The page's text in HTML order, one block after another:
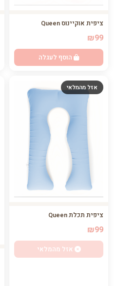
ציפית אוקיינוס Queen
₪99
הוסף לעגלה
אזל מהמלאי
ציפית תכלת Queen
₪99
אזל מהמלאי